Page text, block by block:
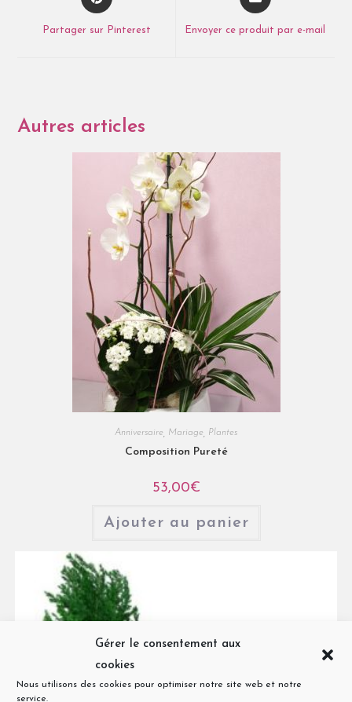
Gérer le consentement aux
cookies
Nous utilisons des cookies pour optimiser notre site web et notre
service.
Partager sur Pinterest Envoyer ce produit par e-mail
Autres articles
Anniversaire Mariage Plantes
Composition Pureté
53,00€
Ajouter au panier